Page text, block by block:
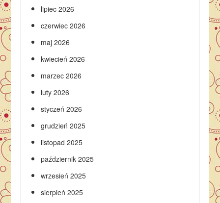
lipiec 2026
czerwiec 2026
maj 2026
kwiecień 2026
marzec 2026
luty 2026
styczeń 2026
grudzień 2025
listopad 2025
październik 2025
wrzesień 2025
sierpień 2025